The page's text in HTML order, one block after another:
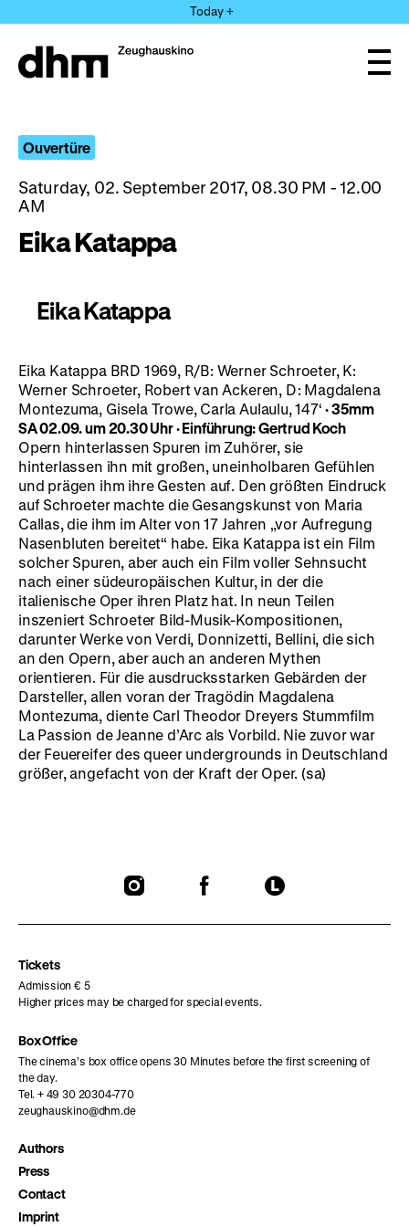
directly
the
Today +
Ouvertüre
Saturday, 02. September 2017, 08.30 PM - 12.00
AM
Eika Katappa
Eika Katappa
Eika Katappa BRD 1969, R/B: Werner Schroeter, K:
Werner Schroeter, Robert van Ackeren, D: Magdalena
Montezuma, Gisela Trowe, Carla Aulaulu, 147‘·35mm
SA 02.09. um 20.30 Uhr·Einführung: Gertrud Koch
Opern hinterlassen Spuren im Zuhörer, sie
hinterlassen ihn mit großen, uneinholbaren Gefühlen
und prägen ihm ihre Gesten auf. Den größten Eindruck
auf Schroeter machte die Gesangskunst von Maria
Callas, die ihm im Alter von 17 Jahren „vor Aufregung
Nasenbluten bereitet“ habe. Eika Katappa ist ein Film
solcher Spuren, aber auch ein Film voller Sehnsucht
nach einer südeuropäischen Kultur, in der die
italienische Oper ihren Platz hat. In neun Teilen
inszeniert Schroeter Bild-Musik-Kompositionen,
darunter Werke von Verdi, Donnizetti, Bellini, die sich
an den Opern, aber auch an anderen Mythen
orientieren. Für die ausdrucksstarken Gebärden der
Darsteller, allen voran der Tragödin Magdalena
Montezuma, diente Carl Theodor Dreyers Stummfilm
La Passion de Jeanne d’Arc als Vorbild. Nie zuvor war
der Feuereifer des queer undergrounds in Deutschland
größer, angefacht von der Kraft der Oper. (sa)
To
To
To
Tickets
Admission € 5
Higher prices may be charged for special events.
Box Office
The cinema’s box office opens 30 Minutes before the first screening of
the day.
Tel. + 49 30 20304-770
zeughauskino@dhm.de
Authors
Press
Contact
Imprint